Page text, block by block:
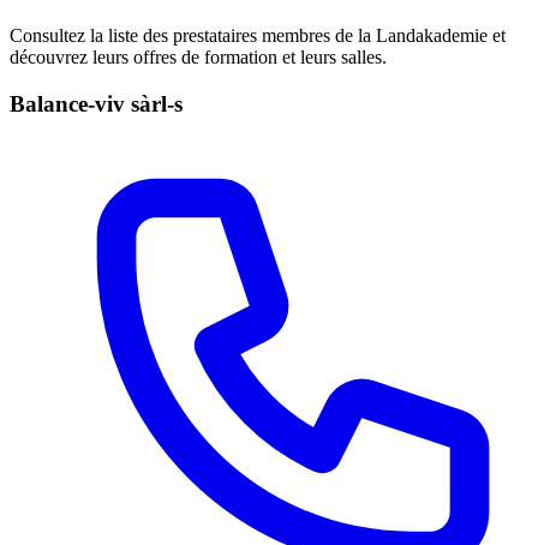
Consultez la liste des prestataires membres de la Landakademie et
découvrez leurs offres de formation et leurs salles.
Balance-viv sàrl-s